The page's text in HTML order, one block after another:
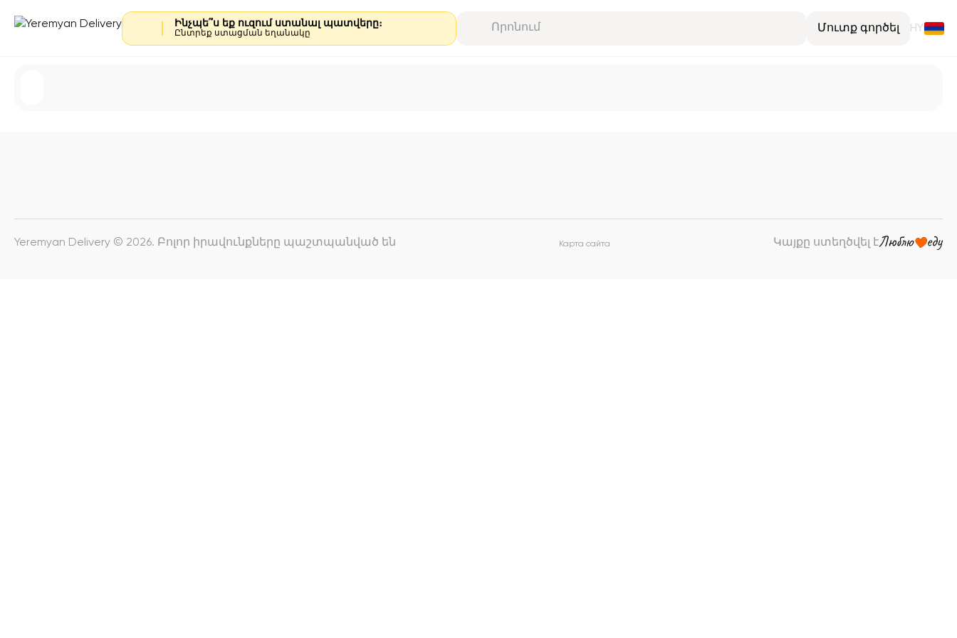
Ինչպե՞ս եք ուզում ստանալ պատվերը։
Ընտրեք ստացման եղանակը Մուտք գործել HY
Yeremyan Delivery © 2026. Բոլոր իրավունքները պաշտպանված են Карта сайта Կայքը ստեղծվել է